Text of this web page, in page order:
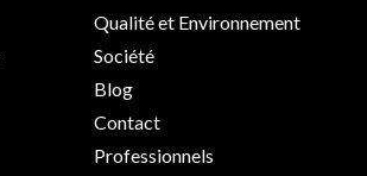
Qualité et Environnement
Société
Blog
Contact
Professionnels